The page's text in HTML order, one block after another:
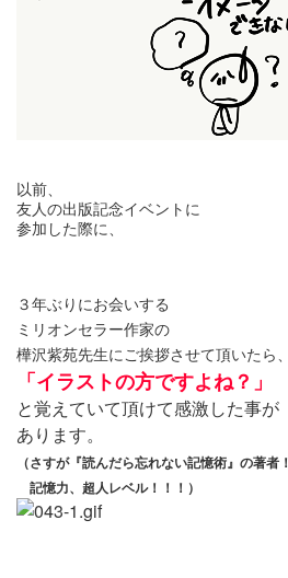
以前、
友人の出版記念イベントに
参加した際に、
３年ぶりにお会いする
ミリオンセラー作家の
樺沢紫苑先生にご挨拶させて頂いたら、
「イラストの方ですよね？」
と覚えていて頂けて感激した事が
あります。
（さすが『読んだら忘れない記憶術』の著者！
記憶力、超人レベル！！！）